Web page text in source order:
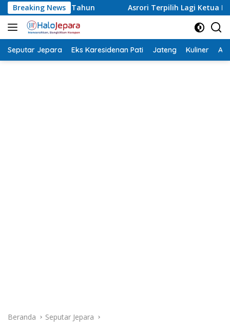
Langsung
ke
konten
Breaking News
Asrori Terpilih Lagi Ketua NPCI Jepara, Target Angkat
Seputar Jepara Eks Karesidenan Pati Jateng Kuliner
Beranda Seputar Jepara